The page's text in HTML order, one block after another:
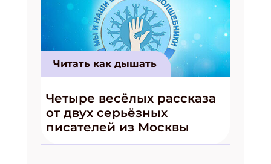
Читать как дышать
Четыре весёлых рассказа
от двух серьёзных
писателей из Москвы
Укажите Ваш Email
ПОДПИСАТЬСЯ